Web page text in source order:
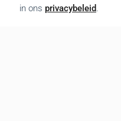
in ons privacybeleid.